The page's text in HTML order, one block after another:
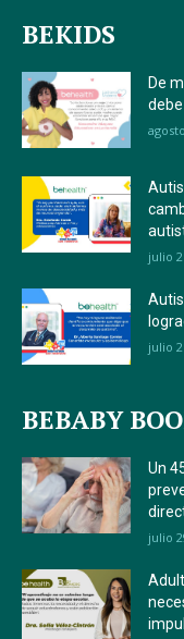
BEKIDS
De
julio
julio
BEBABY
Un
julio